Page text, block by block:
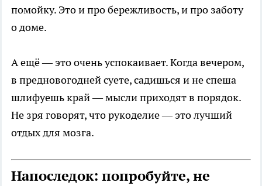
помойку. Это и про бережливость, и про заботу
о доме.
А ещё — это очень успокаивает. Когда вечером,
в предновогодней суете, садишься и не спеша
шлифуешь край — мысли приходят в порядок.
Не зря говорят, что рукоделие — это лучший
отдых для мозга.
Напоследок: попробуйте, не